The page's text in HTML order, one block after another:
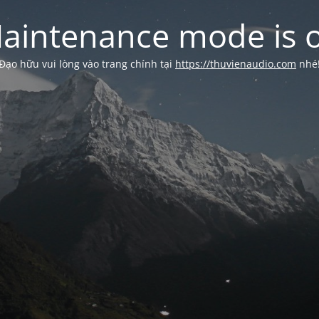
mode is
hữu vui lòng vào trang chính tại https://thuvienaudio.com